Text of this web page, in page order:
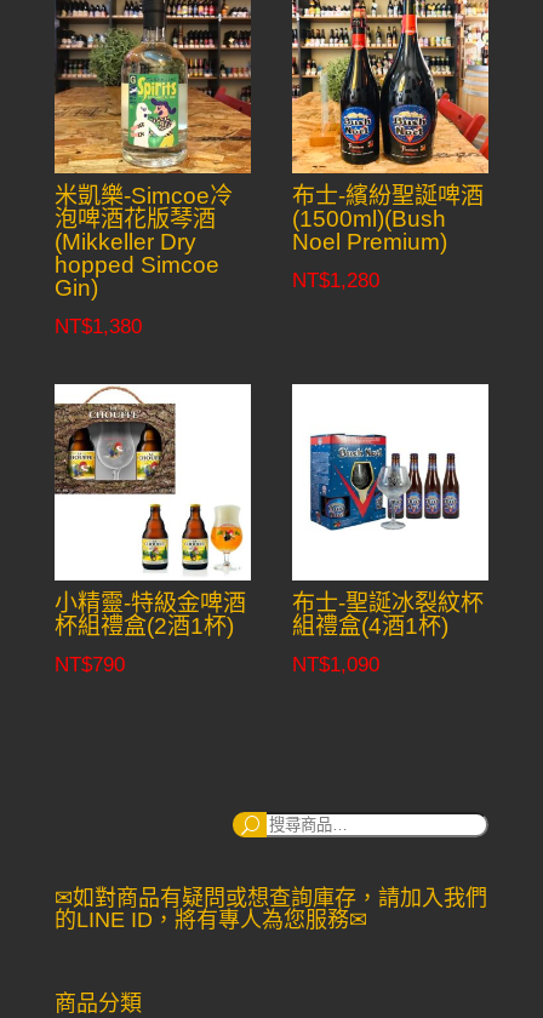
米凱樂-Simcoe冷
泡啤酒花版琴酒
(Mikkeller Dry
hopped Simcoe
Gin)
NT$1,380
布士-繽紛聖誕啤酒
(1500ml)(Bush
Noel Premium)
NT$1,280
小精靈-特級金啤酒
杯組禮盒(2酒1杯)
NT$790
布士-聖誕冰裂紋杯
組禮盒(4酒1杯)
NT$1,090
搜
✉如對商品有疑問或想查詢庫存，請加入我們
的LINE ID，將有專人為您服務✉
商品分類